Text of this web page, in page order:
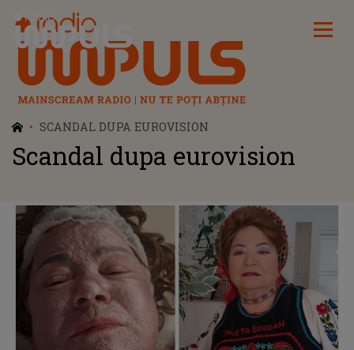
Radio Impuls
SCANDAL DUPA EUROVISION
Scandal dupa eurovision